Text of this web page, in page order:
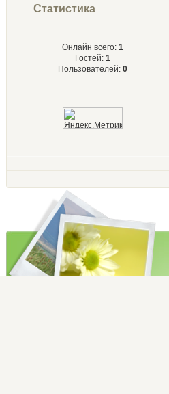
Статистика
Онлайн всего: 1
Гостей: 1
Пользователей: 0